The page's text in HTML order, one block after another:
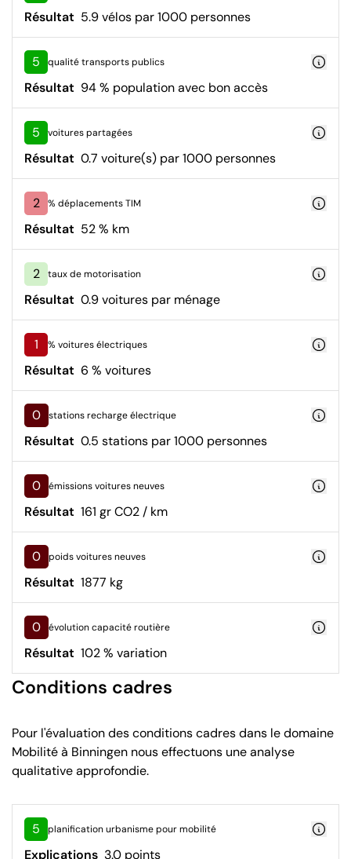
Résultat 5.9 vélos par 1000 personnes
5 qualité transports publics
Résultat 94 % population avec bon accès
5 voitures partagées
Résultat 0.7 voiture(s) par 1000 personnes
2 % déplacements TIM
Résultat 52 % km
2 taux de motorisation
Résultat 0.9 voitures par ménage
1 % voitures électriques
Résultat 6 % voitures
0 stations recharge électrique
Résultat 0.5 stations par 1000 personnes
0 émissions voitures neuves
Résultat 161 gr CO2 / km
0 poids voitures neuves
Résultat 1877 kg
0 évolution capacité routière
Résultat 102 % variation
Conditions cadres
Pour l'évaluation des conditions cadres dans le domaine
Mobilité à Binningen nous effectuons une analyse
qualitative approfondie.
5 planification urbanisme pour mobilité
Explications 3.0 points